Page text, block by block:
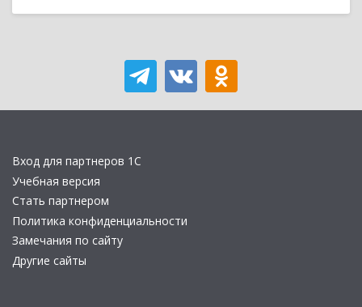
Вход для партнеров 1С
Учебная версия
Стать партнером
Политика конфиденциальности
Замечания по сайту
Другие сайты